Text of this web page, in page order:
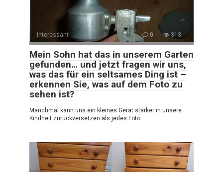
Interessant 0 313
Mein Sohn hat das in unserem Garten
gefunden… und jetzt fragen wir uns,
was das für ein seltsames Ding ist –
erkennen Sie, was auf dem Foto zu
sehen ist?
Manchmal kann uns ein kleines Gerät stärker in unsere
Kindheit zurückversetzen als jedes Foto.